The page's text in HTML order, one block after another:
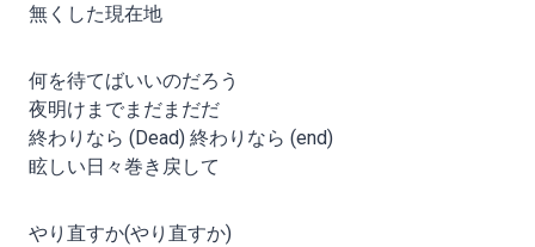
無くした現在地
何を待てばいいのだろう
夜明けまでまだまだだ
終わりなら (Dead) 終わりなら (end)
眩しい日々巻き戻して
やり直すか(やり直すか)